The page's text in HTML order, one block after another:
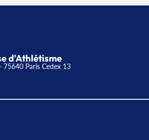
d'Athlétisme
75640 Paris Cedex 13